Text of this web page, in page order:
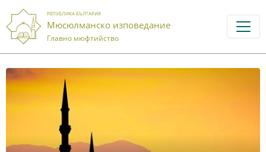
РЕПУБЛИКА БЪЛГАРИЯ
Мюсюлманско изповедание
Главно мюфтийство